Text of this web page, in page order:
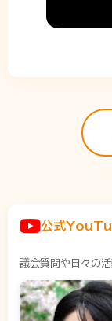
公式
議会質問や日々の活